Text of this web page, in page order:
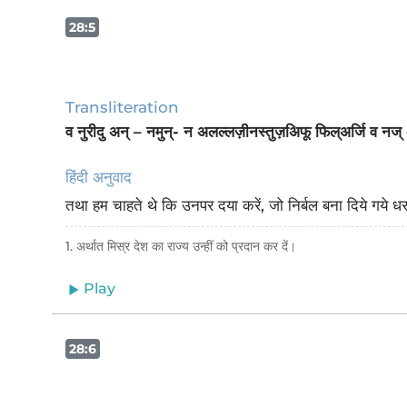
28:5
Transliteration
व नुरीदु अन् – नमुन्- न अलल्लज़ीनस्तुज़अिफू फिल्अर्जि व
हिंदी अनुवाद
तथा हम चाहते थे कि उनपर दया करें, जो निर्बल बना दिये गये
1. अर्थात मिस्र देश का राज्य उन्हीं को प्रदान कर दें।
Play
28:6